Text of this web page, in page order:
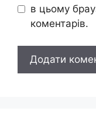
в цьому
коментарів.